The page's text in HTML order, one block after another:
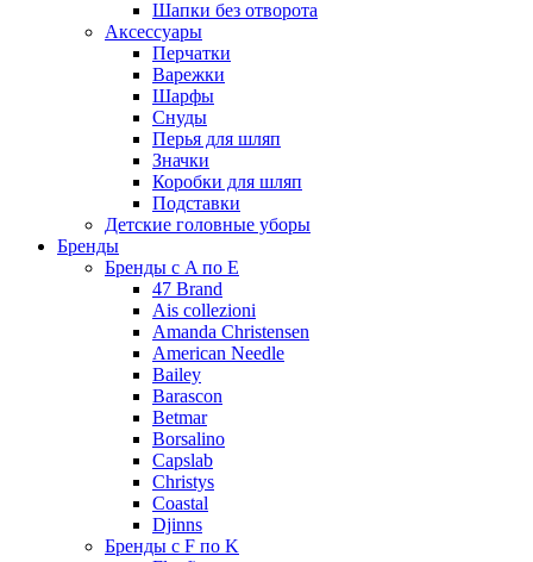
Шапки без отворота
Аксессуары
Перчатки
Варежки
Шарфы
Снуды
Перья для шляп
Значки
Коробки для шляп
Подставки
Детские головные уборы
Бренды
Бренды с A по E
47 Brand
Ais collezioni
Amanda Christensen
American Needle
Bailey
Barascon
Betmar
Borsalino
Capslab
Christys
Coastal
Djinns
Бренды с F по K